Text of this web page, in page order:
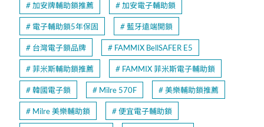
加安牌輔助鎖推薦 加安電子輔助鎖
電子輔助鎖5年保固 藍牙遠端開鎖
台灣電子鎖品牌 FAMMIX BellSAFER E5
菲米斯輔助鎖推薦 FAMMIX 菲米斯電子輔助鎖
韓國電子鎖 Milre 570F 美樂輔助鎖推薦
Milre 美樂輔助鎖 便宜電子輔助鎖